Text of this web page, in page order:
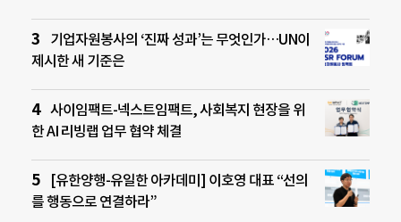
기업자원봉사의 ‘진짜 성과’는 무엇인가…UN이
제시한 새 기준은
사이임팩트-넥스트임팩트, 사회복지 현장을 위
한 AI 리빙랩 업무 협약 체결
[유한양행-유일한 아카데미] 이호영 대표 “선의
를 행동으로 연결하라”